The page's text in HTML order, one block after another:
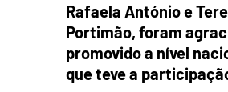
Rafaela António e
Portimão, foram
promovido a nível
que teve a